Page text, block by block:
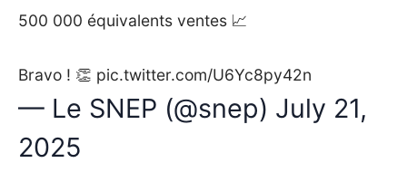
500 000 équivalents ventes 📈
Bravo ! 👏 pic.twitter.com/U6Yc8py42n
— Le SNEP (@snep) July 21,
2025